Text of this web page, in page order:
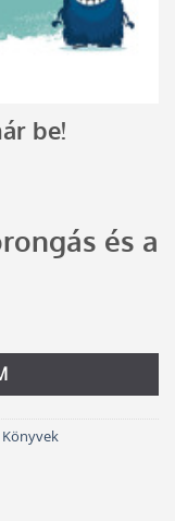
be!
és a
Könyvek